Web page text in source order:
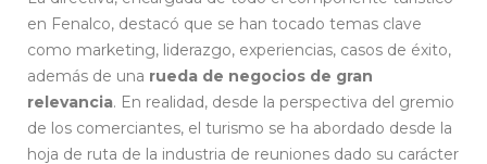
en Fenalco, destacó que se han tocado temas clave
como marketing, liderazgo, experiencias, casos de éxito,
además de una rueda de negocios de gran
relevancia. En realidad, desde la perspectiva del gremio
de los comerciantes, el turismo se ha abordado desde la
hoja de ruta de la industria de reuniones dado su carácter